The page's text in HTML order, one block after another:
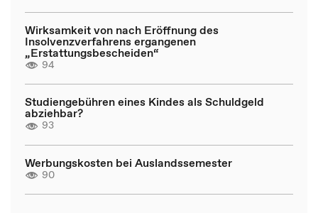
Wirksamkeit von nach Eröffnung des
Insolvenzverfahrens ergangenen
„Erstattungsbescheiden“
94
Studiengebühren eines Kindes als Schuldgeld
abziehbar?
93
Werbungskosten bei Auslandssemester
90